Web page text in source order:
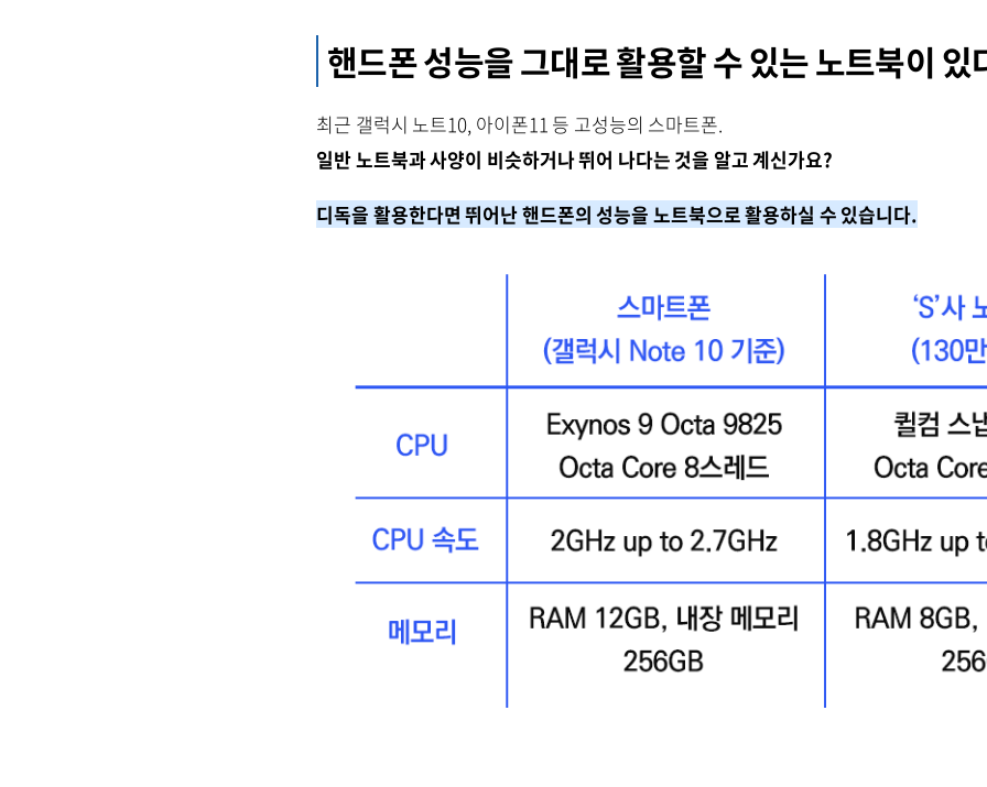
핸드폰 성능을 그대로 활용할 수 있는 노트북이 있
최근 갤럭시 노트10, 아이폰11 등 고성능의 스마트폰.
일반 노트북과 사양이 비슷하거나 뛰어 나다는 것을 알고 계신가요?
디독을 활용한다면 뛰어난 핸드폰의 성능을 노트북으로 활용하실 수 있습니다.